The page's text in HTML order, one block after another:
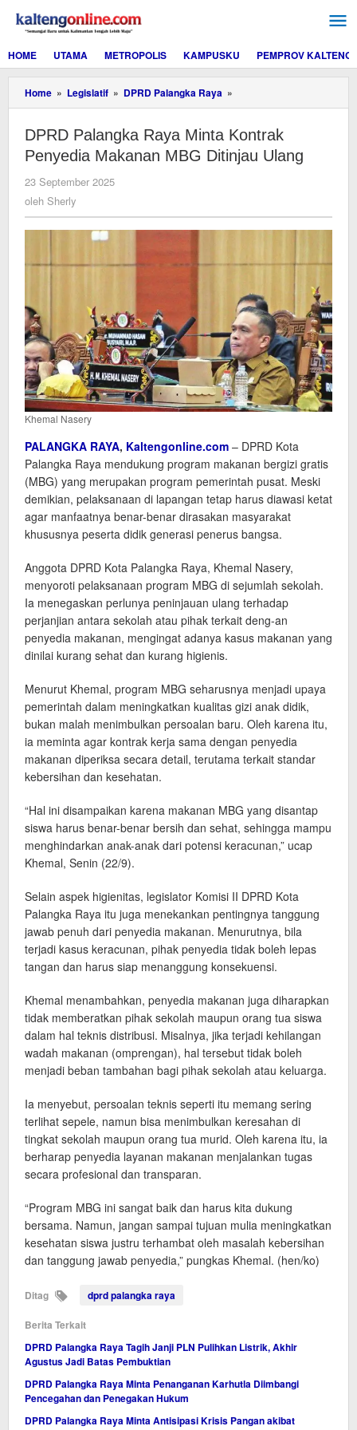
konten
HOME
UTAMA METROPOLIS KAMPUSKU PEMPROV KALTENG
Home » Legislatif » DPRD Palangka Raya »
Palangka
Minta
Kontrak
Penyedia
Ulang
DPRD Palangka Raya Minta Kontrak
Penyedia Makanan MBG Ditinjau Ulang
23 September 2025
oleh Sherly
Khemal Nasery
PALANGKA RAYA, Kaltengonline.com – DPRD Kota
Palangka Raya mendukung program makanan bergizi gratis
(MBG) yang merupakan program pemerintah pusat. Meski
demikian, pelaksanaan di lapangan tetap harus diawasi ketat
agar manfaatnya benar-benar dirasakan masyarakat
khususnya peserta didik generasi penerus bangsa.
Anggota DPRD Kota Palangka Raya, Khemal Nasery,
menyoroti pelaksanaan program MBG di sejumlah sekolah.
Ia menegaskan perlunya peninjauan ulang terhadap
perjanjian antara sekolah atau pihak terkait deng-an
penyedia makanan, mengingat adanya kasus makanan yang
dinilai kurang sehat dan kurang higienis.
Menurut Khemal, program MBG seharusnya menjadi upaya
pemerintah dalam meningkatkan kualitas gizi anak didik,
bukan malah menimbulkan persoalan baru. Oleh karena itu,
ia meminta agar kontrak kerja sama dengan penyedia
makanan diperiksa secara detail, terutama terkait standar
kebersihan dan kesehatan.
“Hal ini disampaikan karena makanan MBG yang disantap
siswa harus benar-benar bersih dan sehat, sehingga mampu
menghindarkan anak-anak dari potensi keracunan,” ucap
Khemal, Senin (22/9).
Selain aspek higienitas, legislator Komisi II DPRD Kota
Palangka Raya itu juga menekankan pentingnya tanggung
jawab penuh dari penyedia makanan. Menurutnya, bila
terjadi kasus keracunan, pihak penyedia tidak boleh lepas
tangan dan harus siap menanggung konsekuensi.
Khemal menambahkan, penyedia makanan juga diharapkan
tidak memberatkan pihak sekolah maupun orang tua siswa
dalam hal teknis distribusi. Misalnya, jika terjadi kehilangan
wadah makanan (omprengan), hal tersebut tidak boleh
menjadi beban tambahan bagi pihak sekolah atau keluarga.
Ia menyebut, persoalan teknis seperti itu memang sering
terlihat sepele, namun bisa menimbulkan keresahan di
tingkat sekolah maupun orang tua murid. Oleh karena itu, ia
berharap penyedia layanan makanan menjalankan tugas
secara profesional dan transparan.
“Program MBG ini sangat baik dan harus kita dukung
bersama. Namun, jangan sampai tujuan mulia meningkatkan
kesehatan siswa justru terhambat oleh masalah kebersihan
dan tanggung jawab penyedia,” pungkas Khemal. (hen/ko)
Ditag dprd palangka raya
Berita Terkait
DPRD Palangka Raya Tagih Janji PLN Pulihkan Listrik, Akhir
Agustus Jadi Batas Pembuktian
DPRD Palangka Raya Minta Penanganan Karhutla Diimbangi
Pencegahan dan Penegakan Hukum
DPRD Palangka Raya Minta Antisipasi Krisis Pangan akibat